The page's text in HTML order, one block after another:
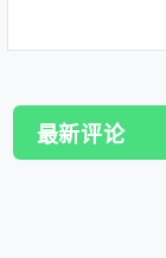
最新评论